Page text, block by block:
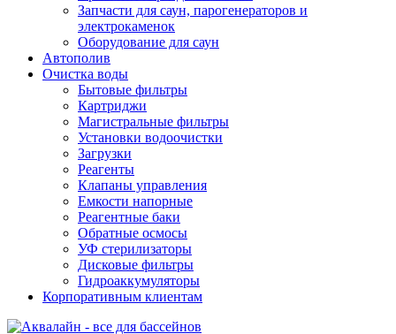
Запчасти для саун, парогенераторов и
электрокаменок
Оборудование для саун
Автополив
Очистка воды
Бытовые фильтры
Картриджи
Магистральные фильтры
Установки водоочистки
Загрузки
Реагенты
Клапаны управления
Емкости напорные
Реагентные баки
Обратные осмосы
УФ стерилизаторы
Дисковые фильтры
Гидроаккумуляторы
Корпоративным клиентам